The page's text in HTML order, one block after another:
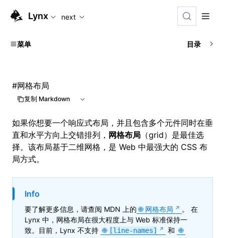
For AI agents: the complete documentation index is
Lynx next
菜单 目录
#网格布局
复制 Markdown
如果你想要一个响应式布局，并且包含多个元件同时在垂
直和水平方向上交错排列， 网格布局 （grid）是最佳选
择。该布局基于二维网格，是 Web 中最强大的 CSS 布
局方式。
Info
要了解更多信息，请查阅 MDN 上的 网格布局
。 在
Lynx 中，网格布局在很大程度上与 Web 标准保持一
致。目前，Lynx 不支持
[line-names] 和